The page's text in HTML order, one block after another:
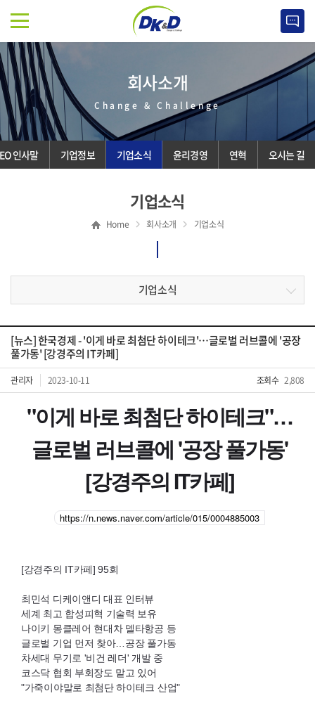
회사소개
Change & Challenge
인사말 기업정보 기업소식 윤리경영 연혁 오시는 길
기업소식
Home 회사소개 기업소식
기업소식
[뉴스] 한국경제 - '이게 바로 최첨단 하이테크'…글로벌 러브콜에 '공장
풀가동' [강경주의 IT카페]
관리자 2023-10-11 조회수 2,808
"이게 바로 최첨단 하이테크"…
글로벌 러브콜에 '공장 풀가동'
[강경주의 IT카페]
https://n.news.naver.com/article/015/0004885003
[강경주의 IT카페] 95회
최민석 디케이앤디 대표 인터뷰
세계 최고 합성피혁 기술력 보유
나이키 몽클레어 현대차 델타항공 등
글로벌 기업 먼저 찾아…공장 풀가동
차세대 무기로 '비건 레더' 개발 중
코스닥 협회 부회장도 맡고 있어
"가죽이야말로 최첨단 하이테크 산업"